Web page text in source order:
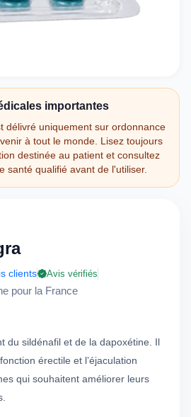
importantes
délivré uniquement sur ordonnance
à tout le monde. Lisez toujours
destinée au patient et consultez
santé qualifié avant de l'utiliser.
clients Avis vérifiés
pour la France
:
du sildénafil et de la dapoxétine. Il
érectile et l’éjaculation
qui souhaitent améliorer leurs